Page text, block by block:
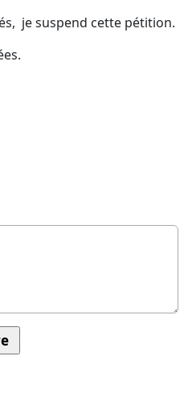
je suspend cette pétition.